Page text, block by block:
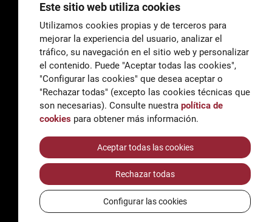
General
correu@escoladeltreball.org
Información
informacio@escoladeltreball.org
Trámites de secretaría
AccessibilidadAviso legal y Política de Privacidad
Política de cookies
Créditos
Este sitio web utiliza cookies
Utilizamos cookies propias y de terceros para
mejorar la experiencia del usuario, analizar el
tráfico, su navegación en el sitio web y personalizar
el contenido. Puede "Aceptar todas las cookies",
"Configurar las cookies" que desea aceptar o
"Rechazar todas" (excepto las cookies técnicas que
son necesarias). Consulte nuestra política de
cookies para obtener más información.
Aceptar todas las cookies
Rechazar todas
Configurar las cookies